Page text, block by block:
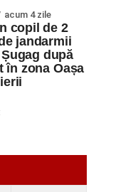
acum 4 zile
copil de 2
jandarmii
după
în zona Oașa